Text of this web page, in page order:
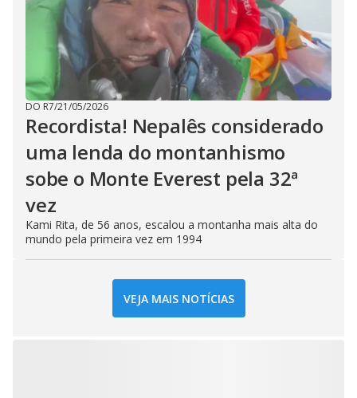
DO R7/21/05/2026
Recordista! Nepalês considerado
uma lenda do montanhismo
sobe o Monte Everest pela 32ª
vez
Kami Rita, de 56 anos, escalou a montanha mais alta do
mundo pela primeira vez em 1994
VEJA MAIS NOTÍCIAS